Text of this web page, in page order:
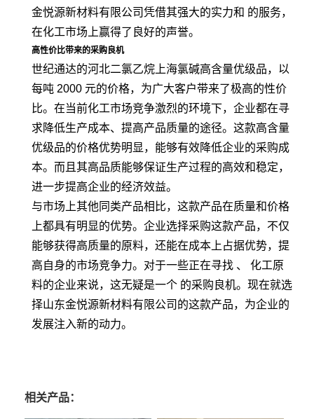
金悦源新材料有限公司凭借其强大的实力和 的服务，
在化工市场上赢得了良好的声誉。
高性价比带来的采购良机
世纪通达的河北二氯乙烷上海氯碱高含量优级品，以
每吨 2000 元的价格，为广大客户带来了极高的性价
比。在当前化工市场竞争激烈的环境下，企业都在寻
求降低生产成本、提高产品质量的途径。这款高含量
优级品的价格优势明显，能够有效降低企业的采购成
本。而且其高品质能够保证生产过程的高效和稳定，
进一步提高企业的经济效益。
与市场上其他同类产品相比，这款产品在质量和价格
上都具有明显的优势。企业选择采购这款产品，不仅
能够获得高质量的原料，还能在成本上占据优势，提
高自身的市场竞争力。对于一些正在寻找 、 化工原
料的企业来说，这无疑是一个 的采购良机。现在就选
择山东金悦源新材料有限公司的这款产品，为企业的
发展注入新的动力。
相关产品：